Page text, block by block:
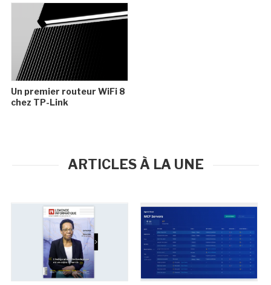
Un premier routeur WiFi 8
chez TP-Link
ARTICLES À LA UNE